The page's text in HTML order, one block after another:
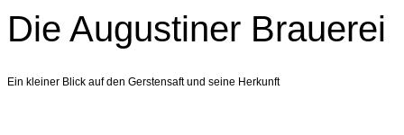
Die Augustiner Brauerei
Ein kleiner Blick auf den Gerstensaft und seine Herkunft